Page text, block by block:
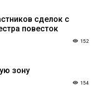
сделок с
повесток
152
зону
154